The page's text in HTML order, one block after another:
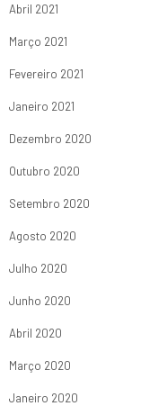
Abril 2021
Março 2021
Fevereiro 2021
Janeiro 2021
Dezembro 2020
Outubro 2020
Setembro 2020
Agosto 2020
Julho 2020
Junho 2020
Abril 2020
Março 2020
Janeiro 2020